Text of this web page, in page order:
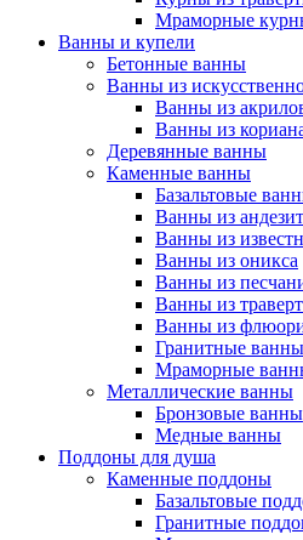
Мраморные
Ванны и купели
Бетонные ванны
Ванны из
Ванны из
Ванны из
Деревянные ванны
Каменные ванны
Базальтовые
Ванны из
Ванны из
Ванны из оникса
Ванны из
Ванны из
Ванны из
Гранитные ванны
Мраморные
Металлические ванны
Бронзовые ванны
Медные ванны
Поддоны для душа
Каменные поддоны
Базальтовые
Гранитные